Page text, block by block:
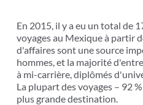
En 2015, il y a eu un total de
voyages au Mexique à partir
d'affaires sont une source
hommes, et la majorité
à mi-carrière, diplômés
La plupart des voyages – 92
plus grande destination.